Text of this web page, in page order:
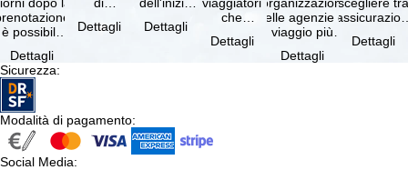
è possibile
il …
Dettagli
e servizi
Dettagli
soggiorno
Dettagli
che
un
Dettagli
delle agenzie di
viaggio più
Germania.
Dettagli
viaggio
Dettagli
Sicurezza:
Modalità di pagamento:
Social Media: